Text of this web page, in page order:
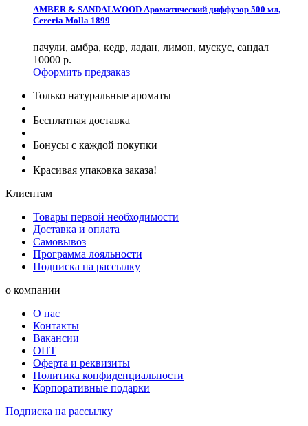
AMBER & SANDALWOOD Ароматический диффузор 500 мл,
Cereria Molla 1899
пачули, амбра, кедр, ладан, лимон, мускус, сандал
10000 р.
Оформить предзаказ
Только натуральные ароматы
Бесплатная доставка
Бонусы с каждой покупки
Красивая упаковка заказа!
Клиентам
Товары первой необходимости
Доставка и оплата
Самовывоз
Программа лояльности
Подписка на рассылку
о компании
О нас
Контакты
Вакансии
ОПТ
Оферта и реквизиты
Политика конфиденциальности
Корпоративные подарки
Подписка на рассылку